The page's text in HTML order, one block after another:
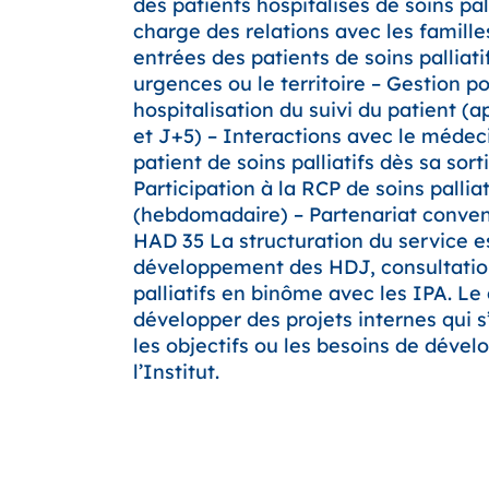
des patients hospitalisés de soins
charge des relations avec les
entrées des patients de soins
urgences ou le territoire – Gestion
hospitalisation du suivi du patient
et J+5) – Interactions avec le
patient de soins palliatifs dès sa
Participation à la RCP de soins
(hebdomadaire) – Partenariat
HAD 35 La structuration du service
développement des HDJ,
palliatifs en binôme avec les IPA.
développer des projets internes qui
les objectifs ou les besoins de
l’Institut.